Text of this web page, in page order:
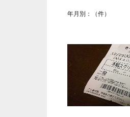
年月別：（件）